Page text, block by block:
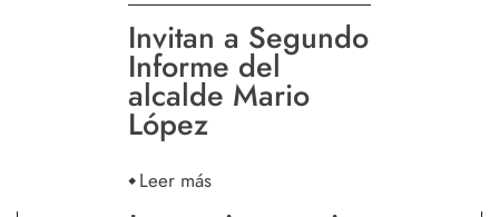
Invitan a Segundo
Informe del
alcalde Mario
López
Leer más